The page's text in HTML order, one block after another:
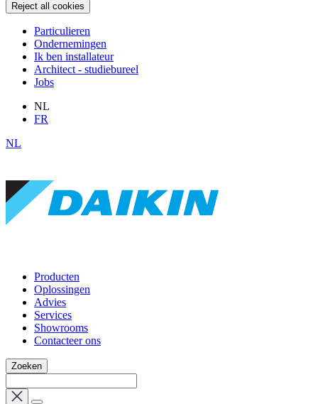
Reject all cookies
Particulieren
Ondernemingen
Ik ben installateur
Architect - studiebureel
Jobs
NL
FR
NL
Producten
Oplossingen
Advies
Services
Showrooms
Contacteer ons
Zoeken